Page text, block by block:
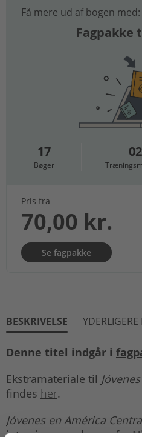
Få mere ud af bogen med:
Fagpakke
17
Bøger
02
Pris fra
70,00 kr.
Se fagpakke
BESKRIVELSE YDERLIGERE
Denne titel indgår i
Ekstramateriale til
findes her.
Jóvenes en América